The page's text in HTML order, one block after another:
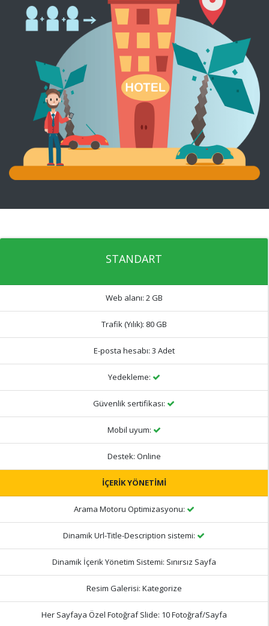
STANDART
Web alanı: 2 GB
Trafik (Yılık): 80 GB
E-posta hesabı: 3 Adet
Yedekleme:
Güvenlik sertifikası:
Mobil uyum:
Destek: Online
İÇERİK YÖNETİMİ
Arama Motoru Optimizasyonu:
Dinamik Url-Title-Description sistemi:
Dinamik İçerik Yönetim Sistemi: Sınırsız Sayfa
Resim Galerisi: Kategorize
Her Sayfaya Özel Fotoğraf Slide: 10 Fotoğraf/Sayfa